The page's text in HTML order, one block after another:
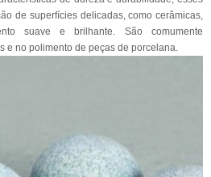
de superfícies delicadas, como cerâmicas,
suave e brilhante. São comumente
e no polimento de peças de porcelana.